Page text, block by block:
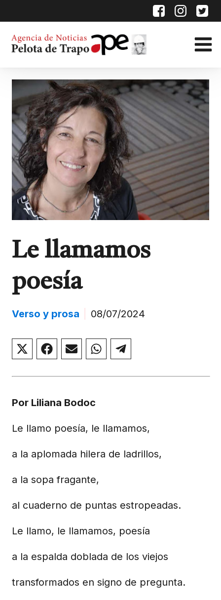
Le llamamos
poesía
Verso y prosa 08/07/2024
Compartir
en
(Twitter)
Compartir
en
Compartir
en
Compartir
en
Compartir
en
Por Liliana Bodoc
Le llamo poesía, le llamamos,
a la aplomada hilera de ladrillos,
a la sopa fragante,
al cuaderno de puntas estropeadas.
Le llamo, le llamamos, poesía
a la espalda doblada de los viejos
transformados en signo de pregunta.